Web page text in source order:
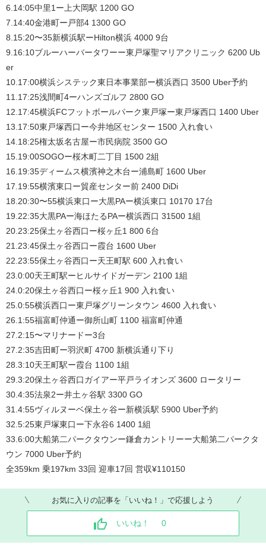
6.14:05中里1ー上大岡駅 1200 GO
7.14:40金港町ー戸部4 1300 GO
8.15:20〜35新横浜駅ーHilton横浜 4000 9台
9.16:10ブルーハーバータワーー東戸塚聖マリアクリニック 6200 Ub
er
10.17:00横浜システック東日本事業部ー横浜西口 3500 Uber予約
11.17:25浅間町4ーハンズゴルフ 2800 GO
12.17:45横浜FCフットボールパーク東戸塚ー東戸塚西口 1400 Uber
13.17:50東戸塚西口ー今井地区センター 1500 入れ食い
14.18:25権太坂名古屋ー市民病院 3500 GO
15.19:00SOGOー桜木町二丁目 1500 2組
16.19:35ディームス横濱神之木台ー浦島町 1600 Uber
17.19:55横濱東口ー貿産センター前 2400 DiDi
18.20:30〜55横浜東口ー大黒PAー横浜東口 10170 17台
19.22:35大黒PAー海ほたるPAー横浜西口 31500 1組
20.23:25保土ヶ谷西口ー桜ヶ丘1 800 6台
21.23:45保土ヶ谷西口ー霞台 1600 Uber
22.23:55保土ヶ谷西口ー天王町駅 600 入れ食い
23.0:00天王町駅ーヒルサイドガーデン 2100 1組
24.0:20保土ヶ谷西口ー桜ヶ丘1 900 入れ食い
25.0:55横浜西口ー東戸塚グリーンタウン 4600 入れ食い
26.1:55福富町仲通ー御所山町 1100 福富町仲通
27.2:15〜マリナードー3台
27.2:35吉田町ー羽沢町 4700 新横浜通り下り
28.3:10天王町駅ー霞台 1100 1組
29.3:20保土ヶ谷西口ガイアー平戸ライオンズ 3600 ロータリー
30.4:35法泉2ー井土ヶ谷駅 3300 GO
31.4:55ヴィルヌーベ保土ヶ谷ー新横浜駅 5900 Uber予約
32.5:25東戸塚東口ー下永谷6 1400 1組
33.6:00大船第二パークタウンー鎌倉カントリーー大船第二パークタ
ウン 7000 Uber予約
全359km 乗197km 33回 迎車17回 営収¥110150
お気に入りの記事を「いいね！」で応援しよう
いいね！ 0